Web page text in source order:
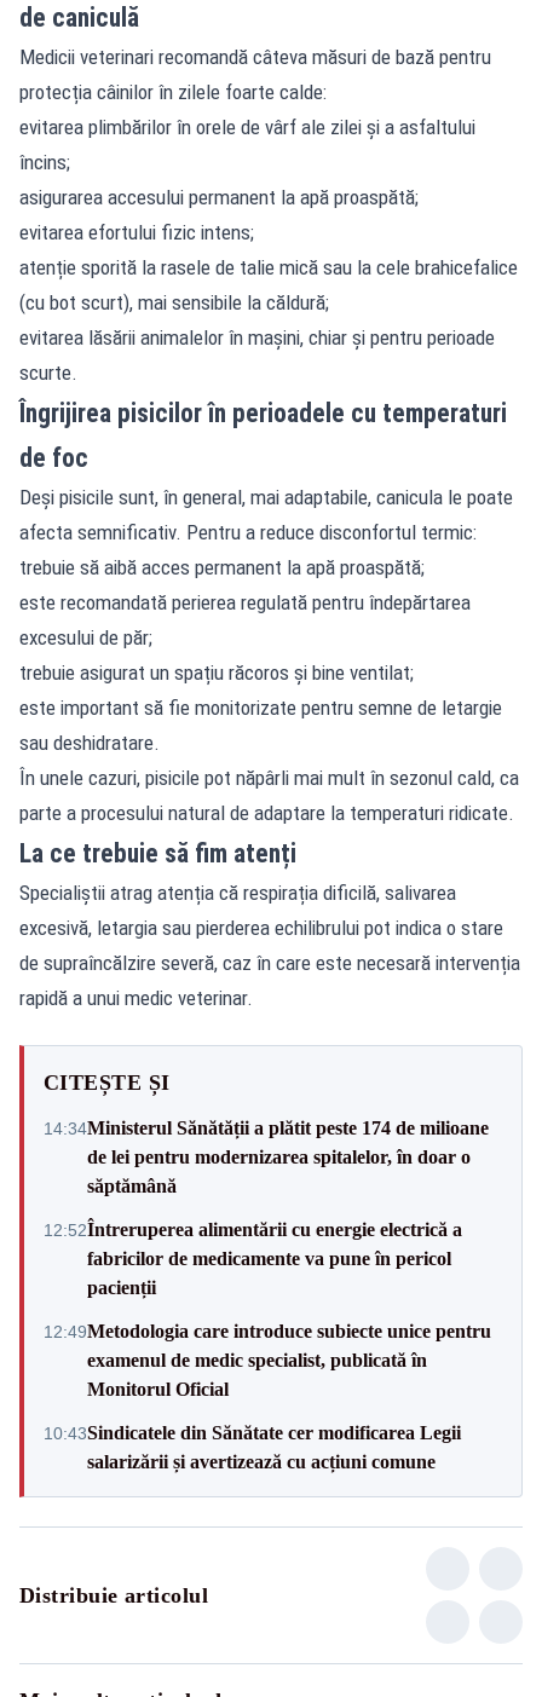
de caniculă
Medicii veterinari recomandă câteva măsuri de bază pentru
protecția câinilor în zilele foarte calde:
evitarea plimbărilor în orele de vârf ale zilei și a asfaltului
încins;
asigurarea accesului permanent la apă proaspătă;
evitarea efortului fizic intens;
atenție sporită la rasele de talie mică sau la cele brahicefalice
(cu bot scurt), mai sensibile la căldură;
evitarea lăsării animalelor în mașini, chiar și pentru perioade
scurte.
Îngrijirea pisicilor în perioadele cu temperaturi
de foc
Deși pisicile sunt, în general, mai adaptabile, canicula le poate
afecta semnificativ. Pentru a reduce disconfortul termic:
trebuie să aibă acces permanent la apă proaspătă;
este recomandată perierea regulată pentru îndepărtarea
excesului de păr;
trebuie asigurat un spațiu răcoros și bine ventilat;
este important să fie monitorizate pentru semne de letargie
sau deshidratare.
În unele cazuri, pisicile pot năpârli mai mult în sezonul cald, ca
parte a procesului natural de adaptare la temperaturi ridicate.
La ce trebuie să fim atenți
Specialiștii atrag atenția că respirația dificilă, salivarea
excesivă, letargia sau pierderea echilibrului pot indica o stare
de supraîncălzire severă, caz în care este necesară intervenția
rapidă a unui medic veterinar.
CITEȘTE ȘI
14:34Ministerul Sănătății a plătit peste 174 de milioane
de lei pentru modernizarea spitalelor, în doar o
săptămână
12:52Întreruperea alimentării cu energie electrică a
fabricilor de medicamente va pune în pericol
pacienții
12:49Metodologia care introduce subiecte unice pentru
examenul de medic specialist, publicată în
Monitorul Oficial
10:43Sindicatele din Sănătate cer modificarea Legii
salarizării și avertizează cu acțiuni comune
Distribuie articolul